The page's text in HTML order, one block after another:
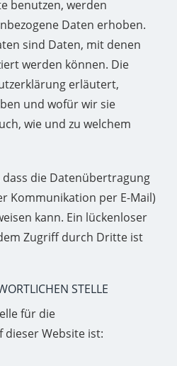
benutzen, werden
Daten erhoben.
sind Daten, mit denen
werden können. Die
erläutert,
und wofür wir sie
wie und zu welchem
die Datenübertragung
Kommunikation per E-Mail)
kann. Ein lückenloser
Zugriff durch Dritte ist
STELLE
für die
Website ist: